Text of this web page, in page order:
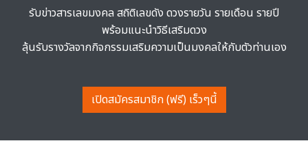
รับข่าวสารเลขมงคล สถิติเลขดัง ดวงรายวัน รายเดือน รายปี
พร้อมแนะนำวิธีเสริมดวง
ลุ้นรับรางวัลจากกิจกรรมเสริมความเป็นมงคลให้กับตัวท่านเอง
เปิดสมัครสมาชิก (ฟรี) เร็วๆนี้